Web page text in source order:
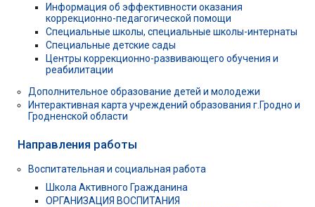
Информация об эффективности оказания
коррекционно-педагогической помощи
Специальные школы, специальные школы-интернаты
Специальные детские сады
Центры коррекционно-развивающего обучения и
реабилитации
Дополнительное образование детей и молодежи
Интерактивная карта учреждений образования г.Гродно и
Гродненской области
Направления работы
Воспитательная и социальная работа
Школа Активного Гражданина
ОРГАНИЗАЦИЯ ВОСПИТАНИЯ